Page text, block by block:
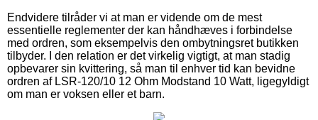
Endvidere tilråder vi at man er vidende om de mest
essentielle reglementer der kan håndhæves i forbindelse
med ordren, som eksempelvis den ombytningsret butikken
tilbyder. I den relation er det virkelig vigtigt, at man stadig
opbevarer sin kvittering, så man til enhver tid kan bevidne
ordren af LSR-120/10 12 Ohm Modstand 10 Watt, ligegyldigt
om man er voksen eller et barn.